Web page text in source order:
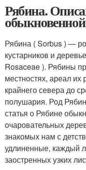
Рябина.
обыкновенной
Рябина ( Sorbus ) —
кустарников и
Rosaceae ). Рябины
местностях, ареал их
крайнего севера до
полушария. Род
статья о Рябине
очаровательных
знакомых нам с
удлиненные, каждый
заостренных узких